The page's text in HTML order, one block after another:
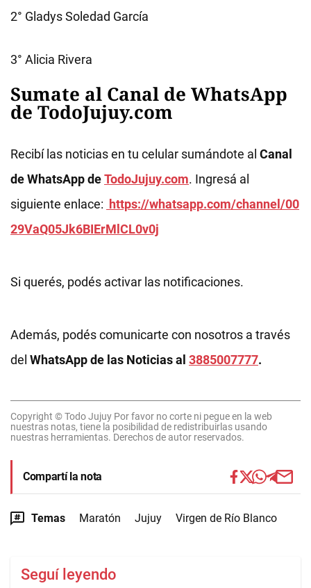
2° Gladys Soledad García
3° Alicia Rivera
Sumate al Canal de WhatsApp
de TodoJujuy.com
Recibí las noticias en tu celular sumándote al Canal
de WhatsApp deTodoJujuy.com. Ingresá al
siguiente enlace: https://whatsapp.com/channel/00
29VaQ05Jk6BIErMlCL0v0j
Si querés, podés activar las notificaciones.
Además, podés comunicarte con nosotros a través
del WhatsApp de las Noticias al 3885007777.
Copyright © Todo Jujuy Por favor no corte ni pegue en la web
nuestras notas, tiene la posibilidad de redistribuirlas usando
nuestras herramientas. Derechos de autor reservados.
Compartí la nota
Temas Maratón Jujuy Virgen de Río Blanco
Seguí leyendo